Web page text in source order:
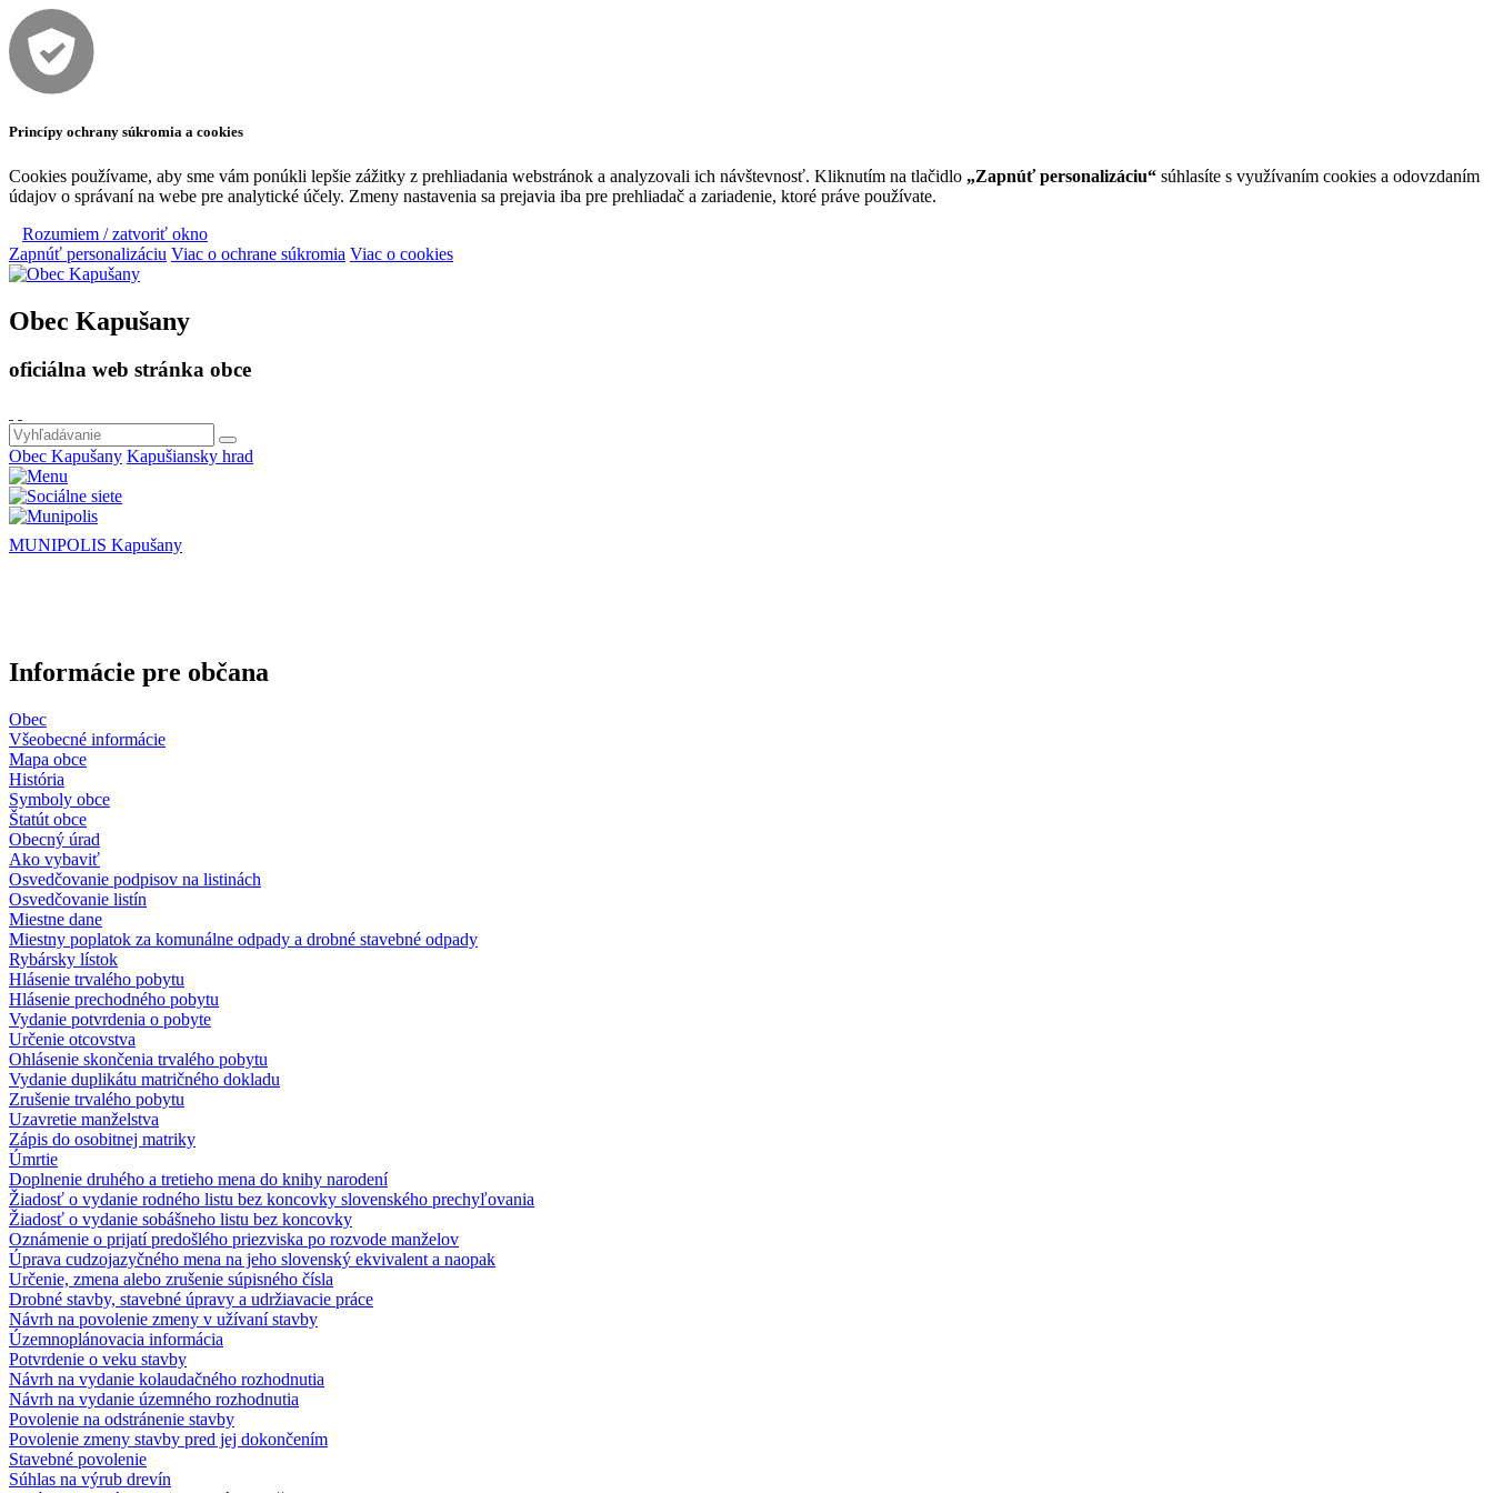
Princípy ochrany súkromia a cookies
Cookies používame, aby sme vám ponúkli lepšie zážitky z prehliadania webstránok a analyzovali ich návštevnosť. Kliknutím na tlačidlo „Zapnúť personalizáciu“ súhlasíte s využívaním cookies a odovzdaním
údajov o správaní na webe pre analytické účely. Zmeny nastavenia sa prejavia iba pre prehliadač a zariadenie, ktoré práve používate.
Rozumiem / zatvoriť okno
Zapnúť personalizáciu Viac o ochrane súkromia Viac o cookies
Obec Kapušany
oficiálna web stránka obce
Obec Kapušany Kapušiansky hrad
MUNIPOLIS Kapušany
Informácie pre občana
Obec
Všeobecné informácie
Mapa obce
História
Symboly obce
Štatút obce
Obecný úrad
Ako vybaviť
Osvedčovanie podpisov na listinách
Osvedčovanie listín
Miestne dane
Miestny poplatok za komunálne odpady a drobné stavebné odpady
Rybársky lístok
Hlásenie trvalého pobytu
Hlásenie prechodného pobytu
Vydanie potvrdenia o pobyte
Určenie otcovstva
Ohlásenie skončenia trvalého pobytu
Vydanie duplikátu matričného dokladu
Zrušenie trvalého pobytu
Uzavretie manželstva
Zápis do osobitnej matriky
Úmrtie
Doplnenie druhého a tretieho mena do knihy narodení
Žiadosť o vydanie rodného listu bez koncovky slovenského prechyľovania
Žiadosť o vydanie sobášneho listu bez koncovky
Oznámenie o prijatí predošlého priezviska po rozvode manželov
Úprava cudzojazyčného mena na jeho slovenský ekvivalent a naopak
Určenie, zmena alebo zrušenie súpisného čísla
Drobné stavby, stavebné úpravy a udržiavacie práce
Návrh na povolenie zmeny v užívaní stavby
Územnoplánovacia informácia
Potvrdenie o veku stavby
Návrh na vydanie kolaudačného rozhodnutia
Návrh na vydanie územného rozhodnutia
Povolenie na odstránenie stavby
Povolenie zmeny stavby pred jej dokončením
Stavebné povolenie
Súhlas na výrub drevín